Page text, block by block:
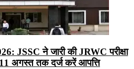
JSSC ने जारी की JRWC परीक्षा
अगस्त तक दर्ज करें आपत्ति